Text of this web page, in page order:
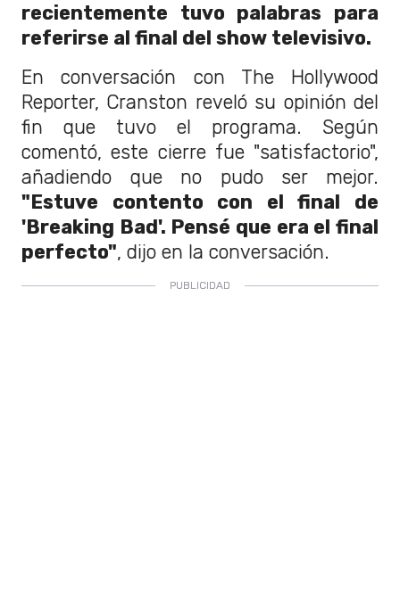
recientemente tuvo palabras para
referirse al final del show televisivo.
En conversación con The Hollywood
Reporter, Cranston reveló su opinión del
fin que tuvo el programa. Según
comentó, este cierre fue "satisfactorio",
añadiendo que no pudo ser mejor.
"Estuve contento con el final de
'Breaking Bad'. Pensé que era el final
perfecto", dijo en la conversación.